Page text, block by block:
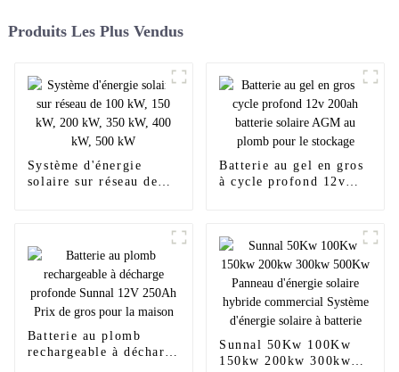
Produits Les Plus Vendus
Système d'énergie
solaire sur réseau de
Batterie au gel en gros
à cycle profond 12v
Batterie au plomb
rechargeable à décharge
Sunnal 50Kw 100Kw
150kw 200kw 300kw